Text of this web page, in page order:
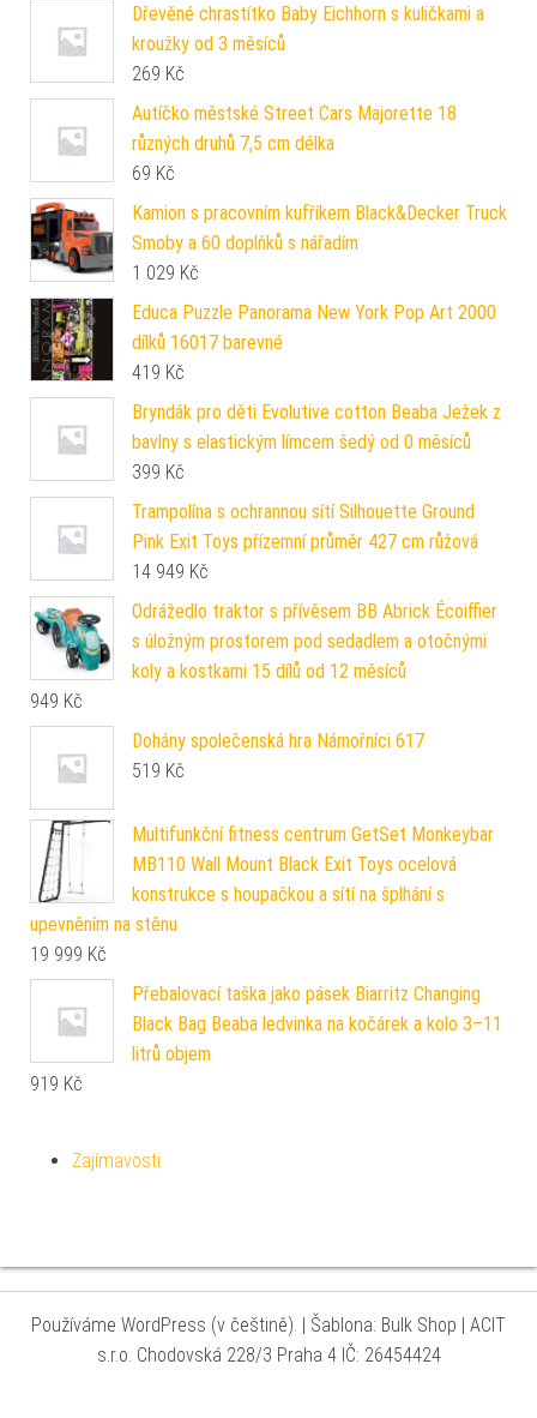
Dřevěné chrastítko Baby Eichhorn s kuličkami a
kroužky od 3 měsíců
269 Kč
Autíčko městské Street Cars Majorette 18
různých druhů 7,5 cm délka
69 Kč
Kamion s pracovním kufříkem Black&Decker Truck
Smoby a 60 doplňků s nářadím
1 029 Kč
Educa Puzzle Panorama New York Pop Art 2000
dílků 16017 barevné
419 Kč
Bryndák pro děti Evolutive cotton Beaba Ježek z
bavlny s elastickým límcem šedý od 0 měsíců
399 Kč
Trampolína s ochrannou sítí Silhouette Ground
Pink Exit Toys přízemní průměr 427 cm růžová
14 949 Kč
Odrážedlo traktor s přívěsem BB Abrick Écoiffier
s úložným prostorem pod sedadlem a otočnými
koly a kostkami 15 dílů od 12 měsíců
949 Kč
Dohány společenská hra Námořníci 617
519 Kč
Multifunkční fitness centrum GetSet Monkeybar
MB110 Wall Mount Black Exit Toys ocelová
konstrukce s houpačkou a sítí na šplhání s
upevněním na stěnu
19 999 Kč
Přebalovací taška jako pásek Biarritz Changing
Black Bag Beaba ledvinka na kočárek a kolo 3–11
litrů objem
919 Kč
Zajímavosti
Používáme WordPress (v češtině). | Šablona: Bulk Shop | ACIT
s.r.o. Chodovská 228/3 Praha 4 IČ: 26454424